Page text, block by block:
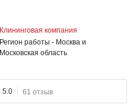
Клининговая компания
Регион работы - Москва и
Московская область
5.0 61 отзыв